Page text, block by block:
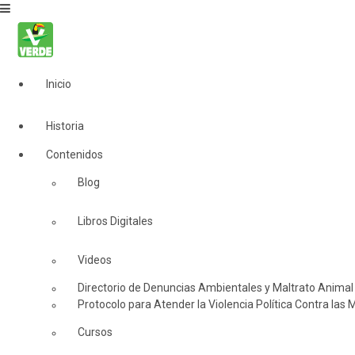
Inicio
Historia
Contenidos
Blog
Libros Digitales
Videos
Directorio de Denuncias Ambientales y Maltrato Animal
Protocolo para Atender la Violencia Política Contra las
Cursos